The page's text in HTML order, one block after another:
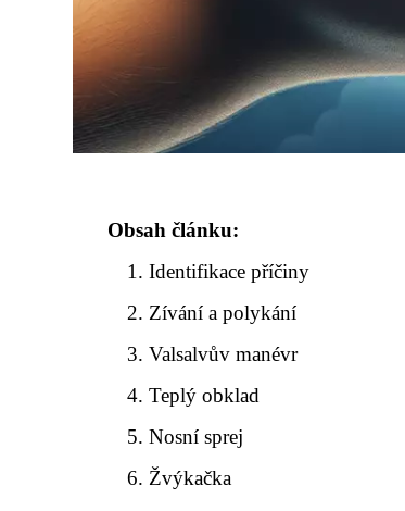
Obsah článku:
Identifikace příčiny
Zívání a polykání
Valsalvův manévr
Teplý obklad
Nosní sprej
Žvýkačka